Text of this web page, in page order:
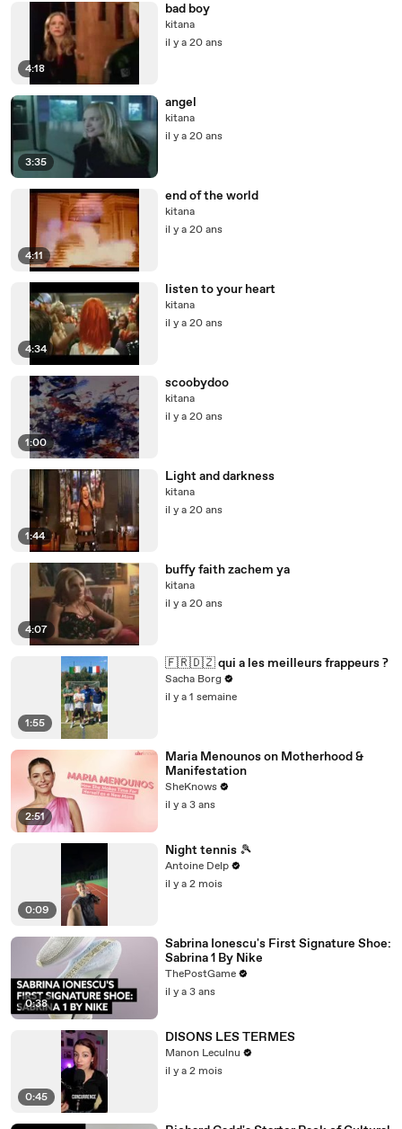
4:18
bad boy
kitana
il y a 20 ans
3:35
angel
kitana
il y a 20 ans
4:11
end of the world
kitana
il y a 20 ans
4:34
listen to your heart
kitana
il y a 20 ans
1:00
scoobydoo
kitana
il y a 20 ans
1:44
Light and darkness
kitana
il y a 20 ans
4:07
buffy faith zachem ya
kitana
il y a 20 ans
1:55
🇫🇷🇩🇿 qui a les meilleurs frappeurs ?
Sacha Borg
il y a 1 semaine
2:51
Maria Menounos on Motherhood &
Manifestation
SheKnows
il y a 3 ans
0:09
Night tennis 🎾
Antoine Delp
il y a 2 mois
0:38
Sabrina Ionescu's First Signature Shoe:
Sabrina 1 By Nike
ThePostGame
il y a 3 ans
0:45
DISONS LES TERMES
Manon Leculnu
il y a 2 mois